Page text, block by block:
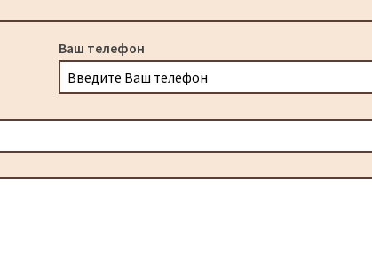
Ваш телефон